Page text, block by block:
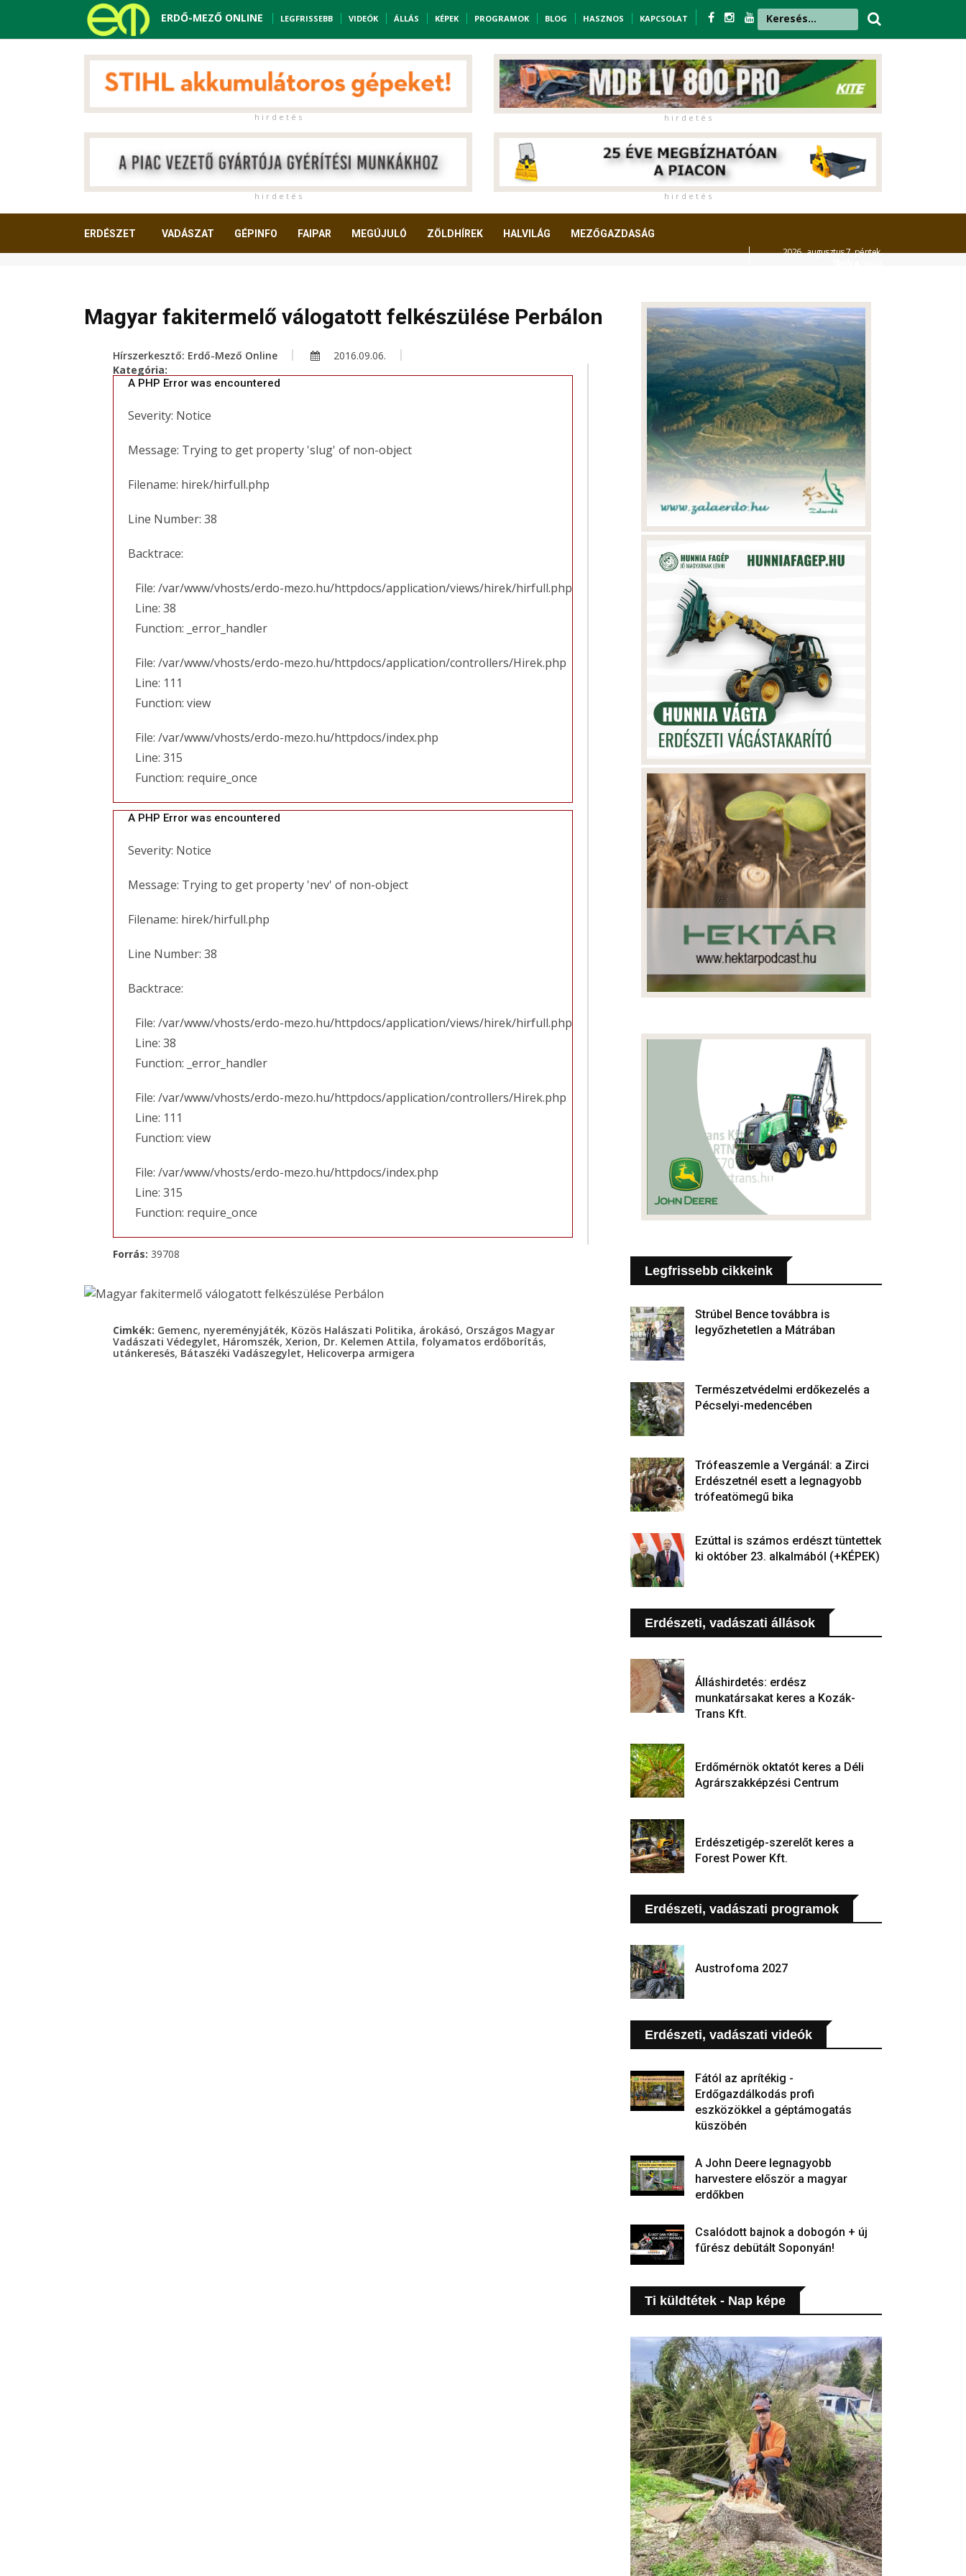
ERDŐ-MEZŐ ONLINE LEGFRISSEBB VIDEÓK ÁLLÁS KÉPEK PROGRAMOK BLOG HASZNOS KAPCSOLAT
h i r d e t é s h i r d e t é s
h i r d e t é s h i r d e t é s
ERDÉSZET VADÁSZAT GÉPINFO FAIPAR MEGÚJULÓ ZÖLDHÍREK HALVILÁG MEZŐGAZDASÁG
2026. augusztus 7. péntek,
Magyar fakitermelő válogatott felkészülése Perbálon
Hírszerkesztő: Erdő-Mező Online
2016.09.06.
Kategória:
A PHP Error was encountered
Severity: Notice
Message: Trying to get property 'slug' of non-object
Filename: hirek/hirfull.php
Line Number: 38
Backtrace:
File: /var/www/vhosts/erdo-mezo.hu/httpdocs/application/views/hirek/hirfull.php
Line: 38
Function: _error_handler
File: /var/www/vhosts/erdo-mezo.hu/httpdocs/application/controllers/Hirek.php
Line: 111
Function: view
File: /var/www/vhosts/erdo-mezo.hu/httpdocs/index.php
Line: 315
Function: require_once
A PHP Error was encountered
Severity: Notice
Message: Trying to get property 'nev' of non-object
Filename: hirek/hirfull.php
Line Number: 38
Backtrace:
File: /var/www/vhosts/erdo-mezo.hu/httpdocs/application/views/hirek/hirfull.php
Line: 38
Function: _error_handler
File: /var/www/vhosts/erdo-mezo.hu/httpdocs/application/controllers/Hirek.php
Line: 111
Function: view
File: /var/www/vhosts/erdo-mezo.hu/httpdocs/index.php
Line: 315
Function: require_once
Forrás: 39708
Cimkék: Gemenc, nyereményjáték, Közös Halászati Politika, árokásó, Országos Magyar
Vadászati Védegylet, Háromszék, Xerion, Dr. Kelemen Attila, folyamatos erdőborítás,
utánkeresés, Bátaszéki Vadászegylet, Helicoverpa armigera
Legfrissebb cikkeink
Strúbel Bence továbbra is
legyőzhetetlen a Mátrában
Természetvédelmi erdőkezelés a
Pécselyi-medencében
Trófeaszemle a Vergánál: a Zirci
Erdészetnél esett a legnagyobb
trófeatömegű bika
Ezúttal is számos erdészt tüntettek
ki október 23. alkalmából (+KÉPEK)
Erdészeti, vadászati állások
Álláshirdetés: erdész
munkatársakat keres a Kozák-
Trans Kft.
Erdőmérnök oktatót keres a Déli
Agrárszakképzési Centrum
Erdészetigép-szerelőt keres a
Forest Power Kft.
Erdészeti, vadászati programok
Austrofoma 2027
Erdészeti, vadászati videók
Fától az aprítékig -
Erdőgazdálkodás profi
eszközökkel a géptámogatás
küszöbén
A John Deere legnagyobb
harvestere először a magyar
erdőkben
Csalódott bajnok a dobogón + új
fűrész debütált Soponyán!
Ti küldtétek - Nap képe